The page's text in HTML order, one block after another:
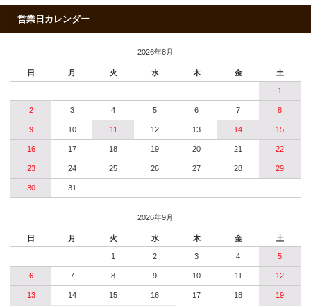
営業日カレンダー
2026年8月
日 月 火 水 木 金 土
1
2 3 4 5 6 7 8
9 10 11 12 13 14 15
16 17 18 19 20 21 22
23 24 25 26 27 28 29
30 31
2026年9月
日 月 火 水 木 金 土
1 2 3 4 5
6 7 8 9 10 11 12
13 14 15 16 17 18 19